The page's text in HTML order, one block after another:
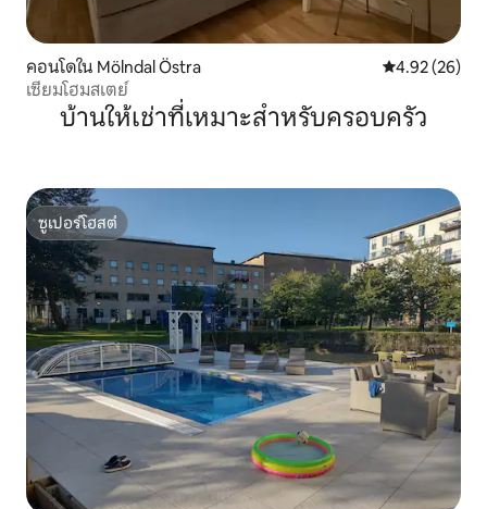
คอนโดใน Mölndal Östra คะแนนเฉลี่ย
4.92 (26)
เซียมโฮมสเตย์
บ้านให้เช่าที่เหมาะสำหรับครอบครัว
ซูเปอร์โฮสต์
ซูเปอร์โฮสต์